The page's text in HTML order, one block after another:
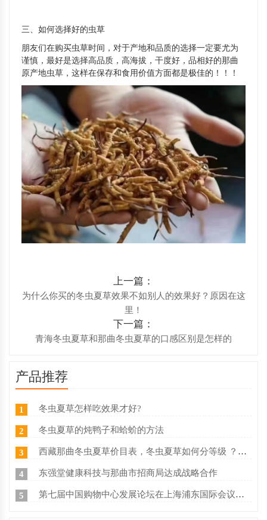
三、如何选择好的虫草
朋友们在购买虫草时间，对于产地和品质的选择一定要尤为
谨慎，最好是选择高品质，高海拔，干度好，品相好的那曲
原产地虫草，这样在保存和食用价值方面都是极佳的！！！
上一篇：
为什么你买的冬虫夏草效果不如别人的效果好？原因在这
里！
下一篇：
青海冬虫夏草和那曲冬虫夏草的口感区别是怎样的
产品推荐
1 冬虫夏草怎样吃效果才好?
2 冬虫夏草的炖鸭子和蛤蚧的方法
3 西藏那曲冬虫夏草价目表，冬虫夏草如何分等级 ？什么价
4 东强堂健康科技与那曲市招商局达成战略合作
5 第七届中国购物中心发展论坛在上海浦东国际会议中心成功举办